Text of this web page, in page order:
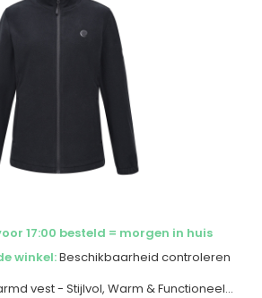
17:00 besteld = morgen in huis
winkel:Beschikbaarheid controleren
vest - Stijlvol, Warm & Functioneel...